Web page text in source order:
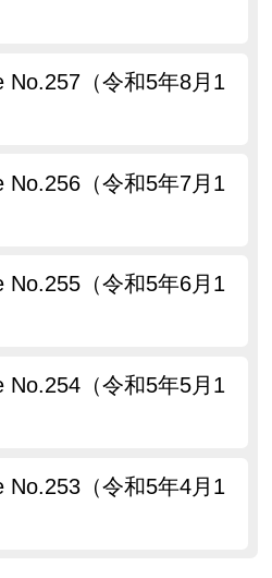
No.257（令和5年8月1
No.256（令和5年7月1
No.255（令和5年6月1
No.254（令和5年5月1
No.253（令和5年4月1